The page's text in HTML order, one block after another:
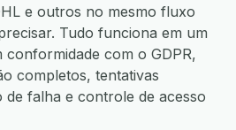
e outros no mesmo fluxo
Tudo funciona em um
conformidade com o GDPR,
completos, tentativas
de falha e controle de acesso